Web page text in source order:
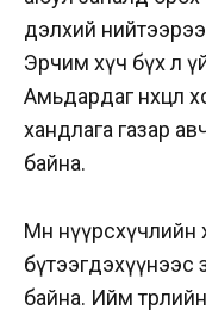
дэлхий нийтээрээ
Эрчим хүч бүх л
Амьдардаг
хандлага газар
байна.
Мөн
бүтээгдэхүүнээс
байна. Ийм